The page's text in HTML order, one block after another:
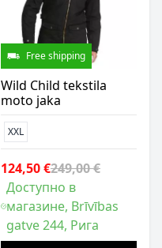
Free shipping
Wild Child tekstila
moto jaka
XXL
124,50 €249,00 €
Доступно в
магазине, Brīvības
gatve 244, Рига